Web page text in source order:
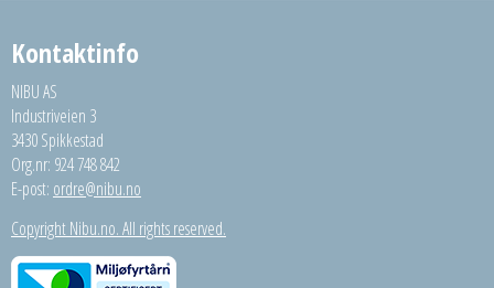
Kontaktinfo
NIBU AS
Industriveien 3
3430 Spikkestad
Org.nr: 924 748 842
E-post: ordre@nibu.no
Copyright Nibu.no. All rights reserved.